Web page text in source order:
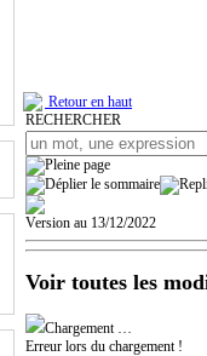
Retour en haut
RECHERCHER
Version au 13/12/2022
Voir toutes les
Chargement …
Erreur lors du chargement !